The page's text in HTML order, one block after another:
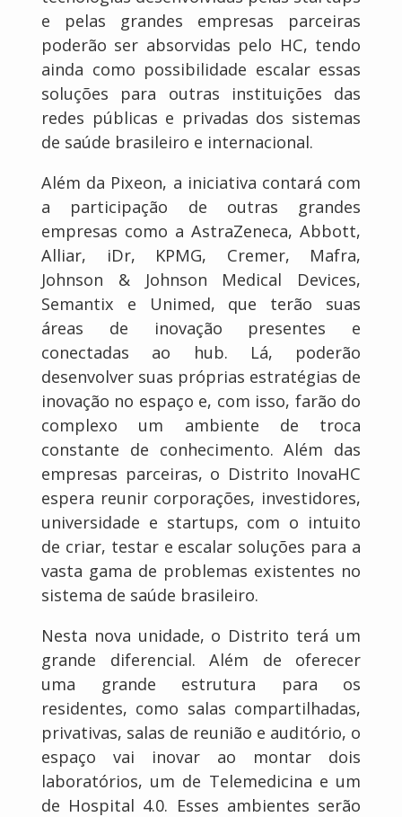
e pelas grandes empresas parceiras
poderão ser absorvidas pelo HC, tendo
ainda como possibilidade escalar essas
soluções para outras instituições das
redes públicas e privadas dos sistemas
de saúde brasileiro e internacional.
Além da Pixeon, a iniciativa contará com
a participação de outras grandes
empresas como a AstraZeneca, Abbott,
Alliar, iDr, KPMG, Cremer, Mafra,
Johnson & Johnson Medical Devices,
Semantix e Unimed, que terão suas
áreas de inovação presentes e
conectadas ao hub. Lá, poderão
desenvolver suas próprias estratégias de
inovação no espaço e, com isso, farão do
complexo um ambiente de troca
constante de conhecimento. Além das
empresas parceiras, o Distrito InovaHC
espera reunir corporações, investidores,
universidade e startups, com o intuito
de criar, testar e escalar soluções para a
vasta gama de problemas existentes no
sistema de saúde brasileiro.
Nesta nova unidade, o Distrito terá um
grande diferencial. Além de oferecer
uma grande estrutura para os
residentes, como salas compartilhadas,
privativas, salas de reunião e auditório, o
espaço vai inovar ao montar dois
laboratórios, um de Telemedicina e um
de Hospital 4.0. Esses ambientes serão